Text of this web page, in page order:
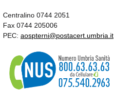
Centralino 0744 2051
Fax 0744 205006
PEC: aospterni@postacert.umbria.it